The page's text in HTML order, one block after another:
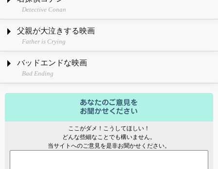
Detective Conan
父親が大泣きする映画
Father is Crying
バッドエンドな映画
Bad Ending
ここがダメ！こうしてほしい！
どんな些細なことでも構いません。
当サイトへのご意見を是非お聞かせください。